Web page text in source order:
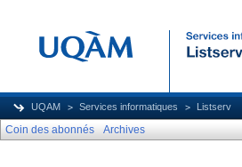
UQAM Services informatiques Listserv
Coin des abonnés Archives